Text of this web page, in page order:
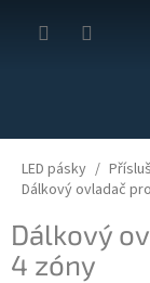
LED pásky
Dálkový ovladač
Dálkový
4 zóny